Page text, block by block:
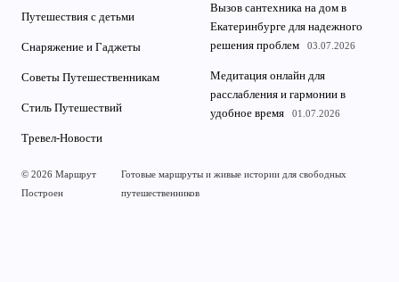
Путешествия с детьми
Снаряжение и Гаджеты
Советы Путешественникам
Стиль Путешествий
Тревел-Новости
Вызов сантехника на дом в
Екатеринбурге для надежного
решения проблем
03.07.2026
Медитация онлайн для
расслабления и гармонии в
удобное время
01.07.2026
© 2026 Маршрут
Построен
Готовые маршруты и живые истории для свободных
путешественников